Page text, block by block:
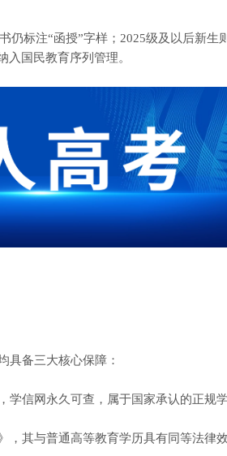
标注“函授”字样；2025级及以后新生
入国民教育序列管理。
备三大核心保障：
信网永久可查，属于国家承认的正规学
其与普通高等教育学历具有同等法律